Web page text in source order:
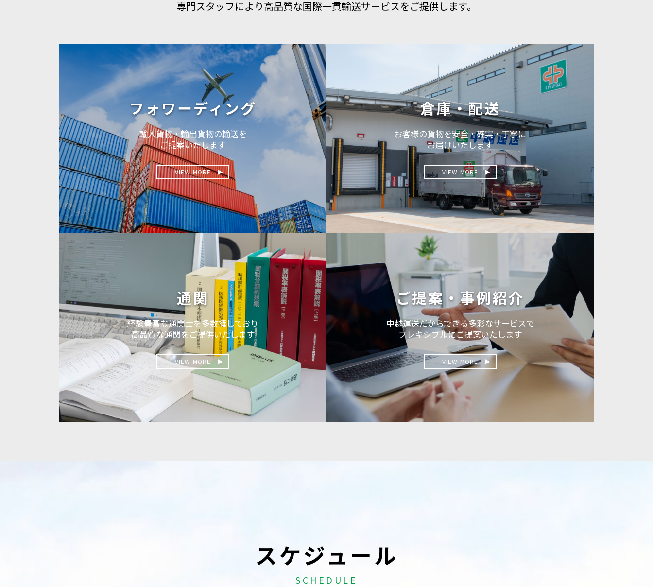
専門スタッフにより高品質な国際一貫輸送サービスをご提供します。
フォワーディング
輸入貨物・輸出貨物の輸送を
ご提案いたします
VIEW MORE
倉庫・配送
お客様の貨物を安全・確実・丁寧に
お届けいたします
VIEW MORE
通関
経験豊富な通関士を多数擁しており
高品質な通関をご提供いたします
VIEW MORE
ご提案・事例紹介
中越運送だからできる多彩なサービスで
フレキシブルにご提案いたします
VIEW MORE
スケジュール
SCHEDULE